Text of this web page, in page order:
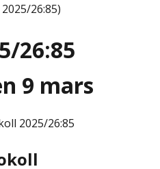
26:85)
26:85
9 mars
2025/26:85